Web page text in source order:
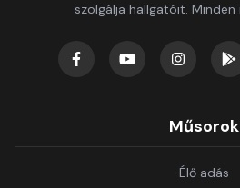
szolgálja hallgatóit.
Műsorok
Élő adás